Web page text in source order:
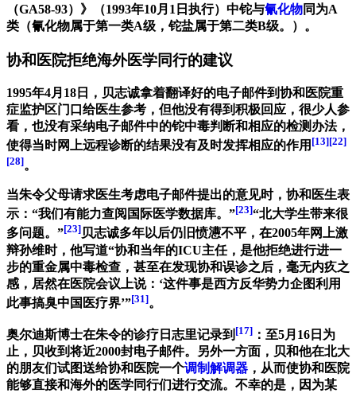
（GA58-93）》（1993年10月1日执行）中铊与氰化物同为A
类（氰化物属于第一类A级，铊盐属于第二类B级。）。
协和医院拒绝海外医学同行的建议
1995年4月18日，贝志诚拿着翻译好的电子邮件到协和医院重
症监护区门口给医生参考，但他没有得到积极回应，很少人参
看，也没有采纳电子邮件中的铊中毒判断和相应的检测办法，
使得当时网上远程诊断的结果没有及时发挥相应的作用 [13][22]
[28]。
当朱令父母请求医生考虑电子邮件提出的意见时，协和医生表
示：“我们有能力查阅国际医学数据库。”[23]“北大学生带来很
多问题。”[23]贝志诚多年以后仍旧愤懑不平，在2005年网上激
辩孙维时，他写道“协和当年的ICU主任，是他拒绝进行进一
步的重金属中毒检查，甚至在发现协和误诊之后，毫无内疚之
感，居然在医院会议上说：‘这件事是西方反华势力企图利用
此事搞臭中国医疗界’”[31]。
奥尔迪斯博士在朱令的诊疗日志里记录到 [17] ：至5月16日为
止，贝收到将近2000封电子邮件。另外一方面，贝和他在北大
的朋友们试图送给协和医院一个调制解调器 ，从而使协和医院
能够直接和海外的医学同行们进行交流。不幸的是，因为某